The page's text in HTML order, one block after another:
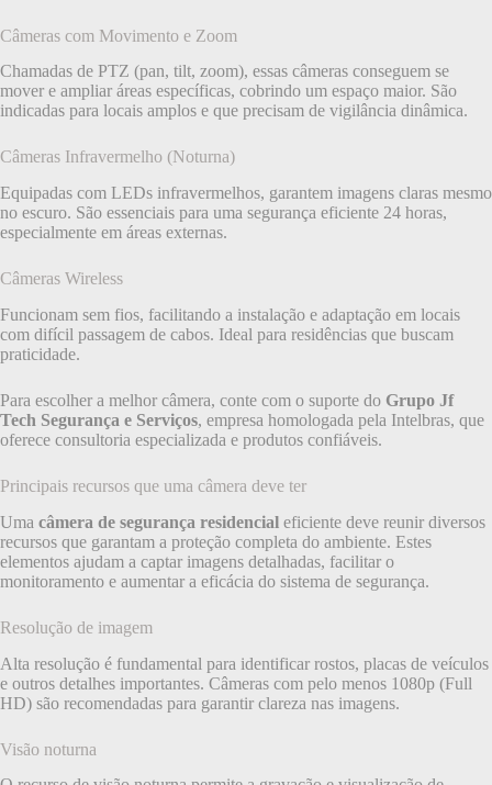
Câmeras com Movimento e Zoom
Chamadas de PTZ (pan, tilt, zoom), essas câmeras conseguem se
mover e ampliar áreas específicas, cobrindo um espaço maior. São
indicadas para locais amplos e que precisam de vigilância dinâmica.
Câmeras Infravermelho (Noturna)
Equipadas com LEDs infravermelhos, garantem imagens claras mesmo
no escuro. São essenciais para uma segurança eficiente 24 horas,
especialmente em áreas externas.
Câmeras Wireless
Funcionam sem fios, facilitando a instalação e adaptação em locais
com difícil passagem de cabos. Ideal para residências que buscam
praticidade.
Para escolher a melhor câmera, conte com o suporte do Grupo Jf
Tech Segurança e Serviços, empresa homologada pela Intelbras, que
oferece consultoria especializada e produtos confiáveis.
Principais recursos que uma câmera deve ter
Uma câmera de segurança residencial eficiente deve reunir diversos
recursos que garantam a proteção completa do ambiente. Estes
elementos ajudam a captar imagens detalhadas, facilitar o
monitoramento e aumentar a eficácia do sistema de segurança.
Resolução de imagem
Alta resolução é fundamental para identificar rostos, placas de veículos
e outros detalhes importantes. Câmeras com pelo menos 1080p (Full
HD) são recomendadas para garantir clareza nas imagens.
Visão noturna